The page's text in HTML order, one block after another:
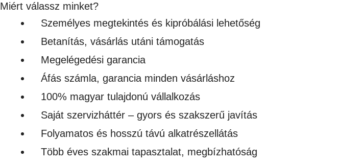
sörnyitó
4x17,8cm
mennyiség
Miért válassz minket?
Személyes megtekintés és kipróbálási lehetőség
Betanítás, vásárlás utáni támogatás
Megelégedési garancia
Áfás számla, garancia minden vásárláshoz
100% magyar tulajdonú vállalkozás
Saját szervizháttér – gyors és szakszerű javítás
Folyamatos és hosszú távú alkatrészellátás
Több éves szakmai tapasztalat, megbízhatóság